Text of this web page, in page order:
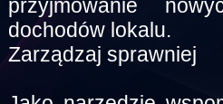
przyjmowanie
dochodów lokalu.
Zarządzaj sprawniej